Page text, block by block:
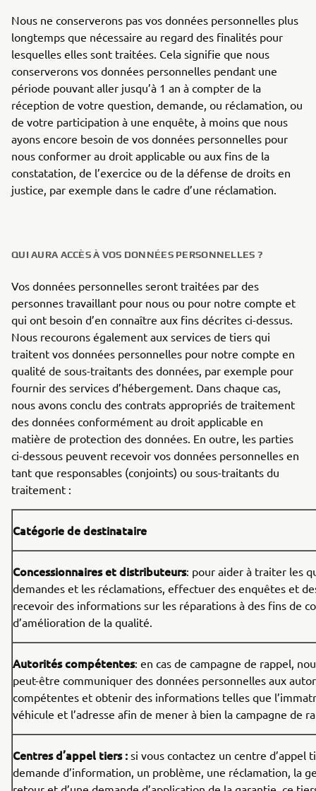
Nous ne conserverons pas vos données personnelles plus
longtemps que nécessaire au regard des finalités pour
lesquelles elles sont traitées. Cela signifie que nous
conserverons vos données personnelles pendant une
période pouvant aller jusqu’à 1 an à compter de la
réception de votre question, demande, ou réclamation, ou
de votre participation à une enquête, à moins que nous
ayons encore besoin de vos données personnelles pour
nous conformer au droit applicable ou aux fins de la
constatation, de l’exercice ou de la défense de droits en
justice, par exemple dans le cadre d’une réclamation.
QUI AURA ACCÈS À VOS DONNÉES PERSONNELLES ?
Vos données personnelles seront traitées par des
personnes travaillant pour nous ou pour notre compte et
qui ont besoin d’en connaître aux fins décrites ci-dessus.
Nous recourons également aux services de tiers qui
traitent vos données personnelles pour notre compte en
qualité de sous-traitants des données, par exemple pour
fournir des services d’hébergement. Dans chaque cas,
nous avons conclu des contrats appropriés de traitement
des données conformément au droit applicable en
matière de protection des données. En outre, les parties
ci-dessous peuvent recevoir vos données personnelles en
tant que responsables (conjoints) ou sous-traitants du
traitement :
Catégorie de destinataire
Concessionnaires et distributeurs: pour aider à traiter les
demandes et les réclamations, effectuer des enquêtes et
recevoir des informations sur les réparations à des fins de
d’amélioration de la qualité.
Autorités compétentes: en cas de campagne de rappel,
peut-être communiquer des données personnelles aux
compétentes et obtenir des informations telles que
véhicule et l’adresse afin de mener à bien la campagne de
Centres d’appel tiers : si vous contactez un centre d’appel
demande d’information, un problème, une réclamation, la